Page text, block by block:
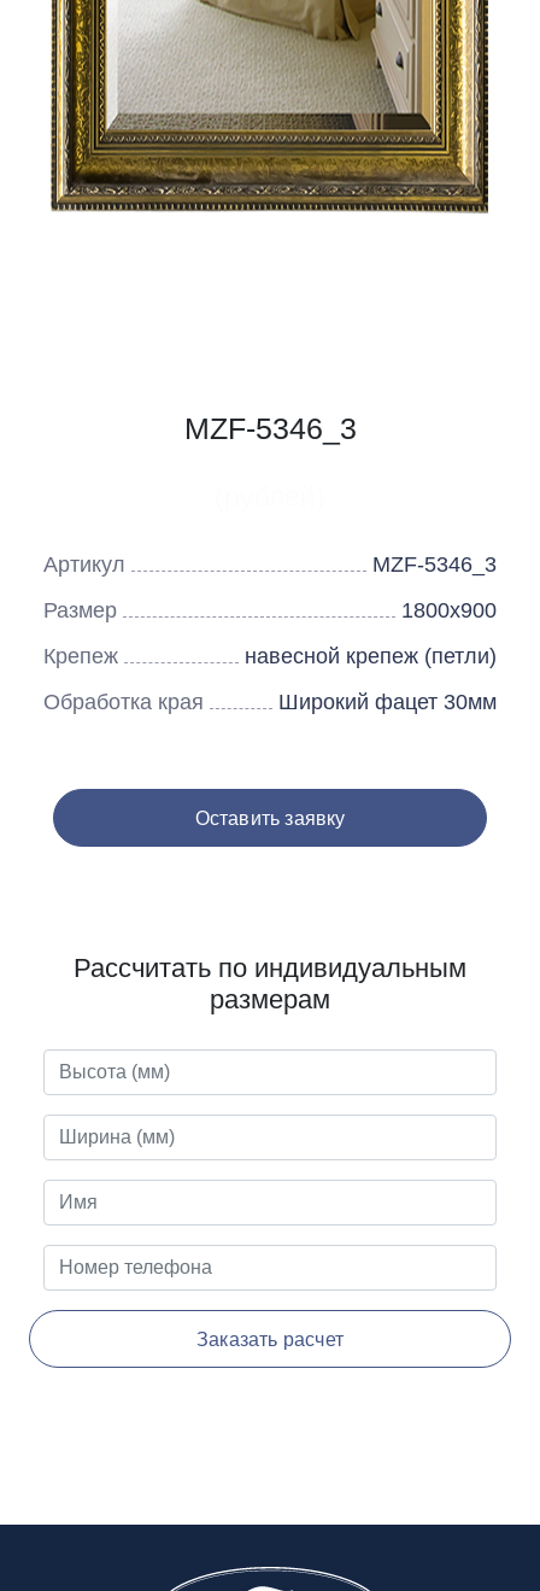
Рассчитать по индивидуальным
размерам
Заказать расчет
MZF-5346_3
Артикул
MZF-5346_3
Размер
1800х900
Крепеж
навесной крепеж (петли)
Обработка края
Широкий фацет 30мм
Оставить заявку